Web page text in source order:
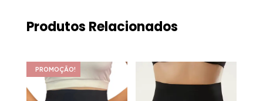
Produtos Relacionados
PROMOÇÃO!